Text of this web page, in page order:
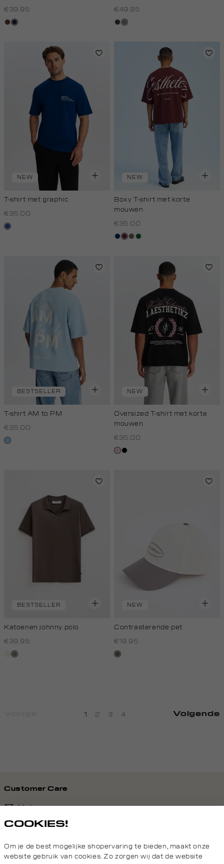
€39.95
donkerbruin
blauw,
€49.95
choco
middengrijs
NEW
T-shirt met graphic
€35.00
kobaltblauw
NEW
Boxy T-shirt met korte
mouwen
€35.00
donkerblauw
bordeaux
lichtbruin
donkergroen
BESTSELLER
T-shirt AM to PM
€35.00
fresh
NEW
Oversized T-shirt met korte
mouwen
€35.00
rose,zwart
BESTSELLER
Katoenen johnny polo
€39.95
wit,klei
NEW
Contrasterende pet
€19.95
middenbruin
1 2 3 4 Volgende
Customer Care
Mail ons
Van maandag t/m vrijdag van 8.30 uur tot 18.00 uur.
COOKIES!
Om je de best mogelijke shopervaring te bieden, maakt onze
website gebruik van cookies. Zo zorgen wij dat de website